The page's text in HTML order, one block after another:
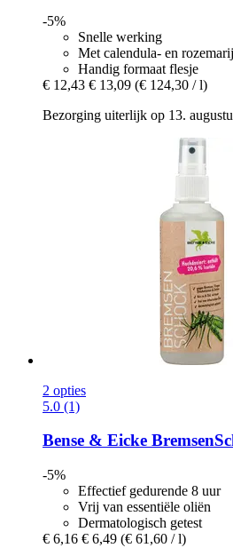
-5%
Snelle werking
Met calendula- en
Handig formaat flesje
€ 12,43 € 13,09 (€ 124,30 / l)
Bezorging uiterlijk op 13.
2 opties
5.0 (1)
Bense & Eicke
-5%
Effectief gedurende 8 uur
Vrij van essentiële oliën
Dermatologisch getest
€ 6,16 € 6,49 (€ 61,60 / l)